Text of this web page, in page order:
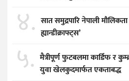
४. सात समुद्रपारि नेपाली
ह्यान्डीक्राफ्ट्स’
५. मैत्रीपूर्ण फुटबलमा कार्डिफ र
युवा खेलकुदमार्फत एकताबद्ध